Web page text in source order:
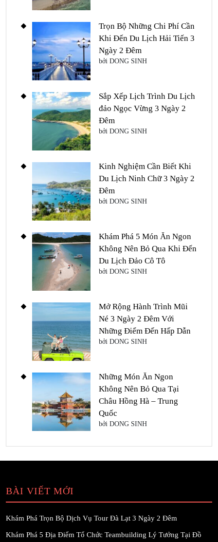
Trọn Bộ Những Chi Phí Cần
Khi Đến Du Lịch Hải Tiến 3
Ngày 2 Đêm
bởi DONG SINH
Sắp Xếp Lịch Trình Du Lịch
đảo Ngọc Vừng 3 Ngày 2
Đêm
bởi DONG SINH
Kinh Nghiệm Cần Biết Khi
Du Lịch Ninh Chữ 3 Ngày 2
Đêm
bởi DONG SINH
Khám Phá 5 Món Ăn Ngon
Không Nên Bỏ Qua Khi Đến
Du Lịch Đảo Cô Tô
bởi DONG SINH
Mở Rộng Hành Trình Mũi
Né 3 Ngày 2 Đêm Với
Những Điểm Đến Hấp Dẫn
bởi DONG SINH
Những Món Ăn Ngon
Không Nên Bỏ Qua Tại
Châu Hồng Hà – Trung
Quốc
bởi DONG SINH
BÀI VIẾT MỚI
Khám Phá Trọn Bộ Dịch Vụ Tour Đà Lạt 3 Ngày 2 Đêm
Khám Phá 5 Địa Điểm Tổ Chức Teambuilding Lý Tưởng Tại Đồ